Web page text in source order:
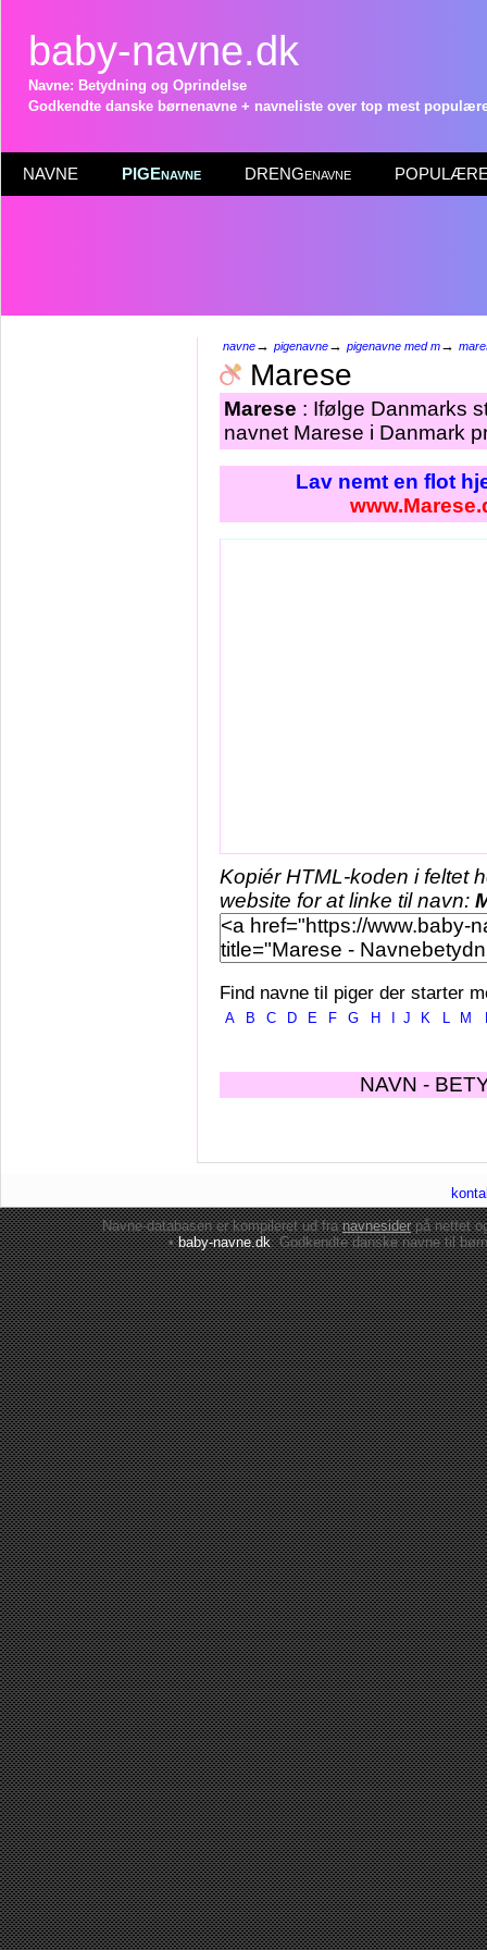
baby-navne.dk
Navne: Betydning og Oprindelse
Godkendte danske børnenavne + navneliste over top mest
NAVNE PIGEnavne DRENGenavne POPULÆRE
navne→ pigenavne→ pigenavne med m→
Marese
Marese : Ifølge Danmarks
navnet Marese i Danmark
Lav nemt en flot
Kopiér HTML-koden i feltet
website for at linke til navn:
Find navne til piger der starter
A B C D E F G H J K L M
NAVN -
Navne-databasen er kompileret ud franavnesiderpå nettet
•baby-navne.dk: Godkendte danskenavne til børn